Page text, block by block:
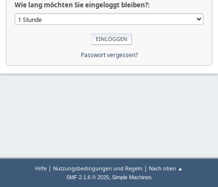
Wie lang möchten Sie eingeloggt bleiben?:
Passwort vergessen?
Hilfe | Nutzungsbedingungen und Regeln | Nach oben ▲
SMF 2.1.6 © 2025, Simple Machines